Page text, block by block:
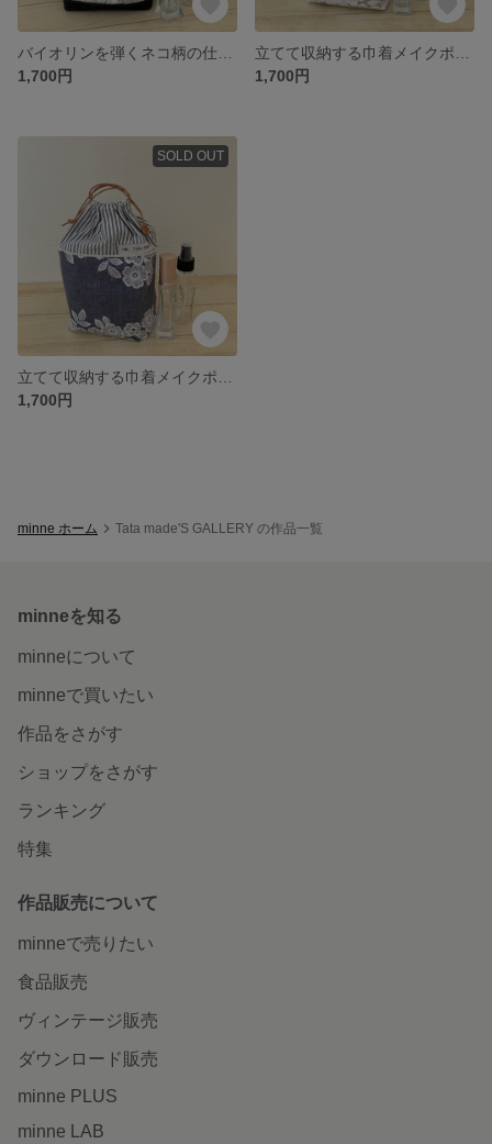
1,700円
1,700円
SOLD OUT
1,700円
minne ホーム Tata made'S GALLERY の作品一覧
minneを知る
minneについて
minneで買いたい
作品をさがす
ショップをさがす
ランキング
特集
作品販売について
minneで売りたい
食品販売
ヴィンテージ販売
ダウンロード販売
minne PLUS
minne LAB